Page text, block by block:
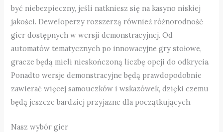
być niebezpieczny, jeśli natkniesz się na kasyno niskiej
jakości. Deweloperzy rozszerzą również różnorodność
gier dostępnych w wersji demonstracyjnej. Od
automatów tematycznych po innowacyjne gry stołowe,
gracze będą mieli nieskończoną liczbę opcji do odkrycia.
Ponadto wersje demonstracyjne będą prawdopodobnie
zawierać więcej samouczków i wskazówek, dzięki czemu
będą jeszcze bardziej przyjazne dla początkujących.
Nasz wybór gier